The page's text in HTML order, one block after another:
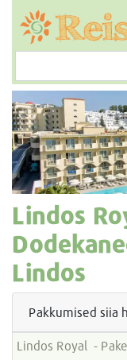
Lindos
Lindos
Pakkumised siia
Lindos Royal -